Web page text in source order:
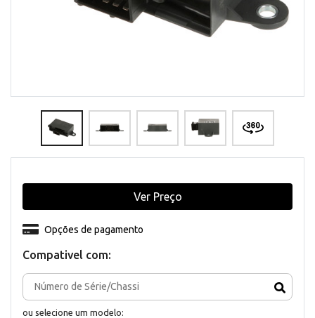
Compativel com:
ou selecione um modelo:
Opções de pagamento
Ver Preço